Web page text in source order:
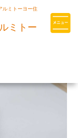
ルミトーヨー住
ミトー